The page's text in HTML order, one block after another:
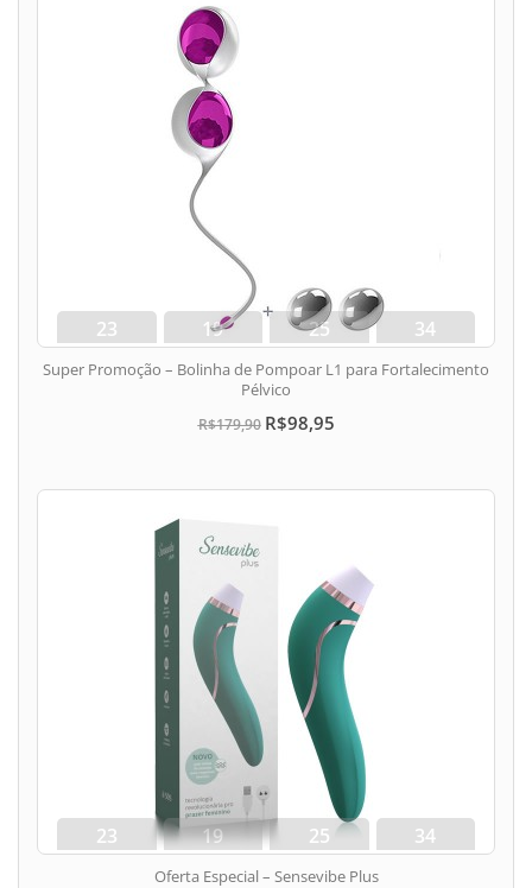
23
dias
19
hora
25
min
33
seg
Super Promoção – Bolinha de Pompoar L1 para Fortalecimento
Pélvico
R$179,90 R$98,95
23
dias
19
hora
25
min
33
seg
Oferta Especial – Sensevibe Plus